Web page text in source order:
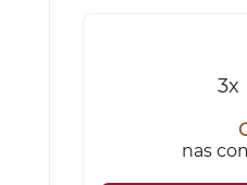
3x
nas